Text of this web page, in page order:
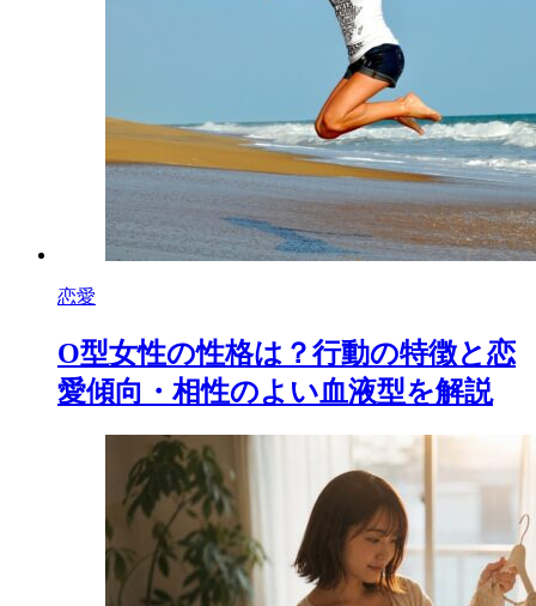
恋愛
O型女性の性格は？行動の特徴と恋
愛傾向・相性のよい血液型を解説